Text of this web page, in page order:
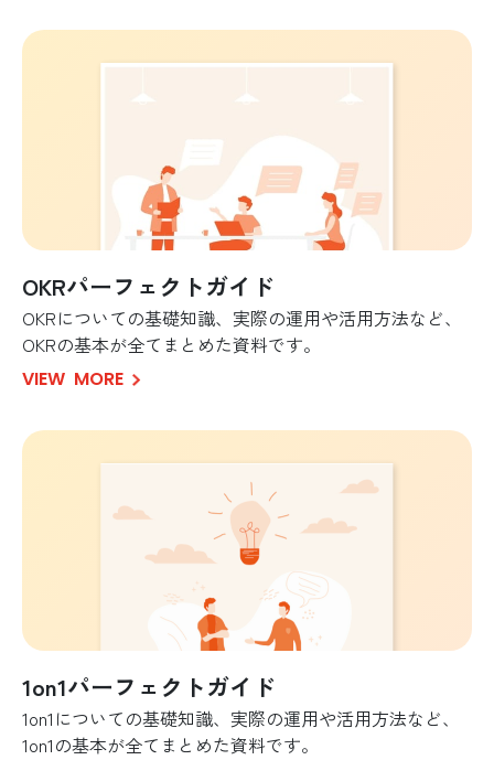
OKRパーフェクトガイド
OKRについての基礎知識、実際の運用や活用方法など、
OKRの基本が全てまとめた資料です。
VIEW MORE
1on1パーフェクトガイド
1on1についての基礎知識、実際の運用や活用方法など、
1on1の基本が全てまとめた資料です。